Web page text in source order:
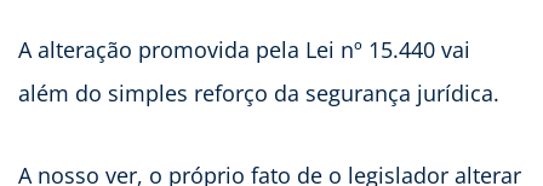
A alteração promovida pela Lei nº 15.440 vai
além do simples reforço da segurança jurídica.
A nosso ver, o próprio fato de o legislador alterar